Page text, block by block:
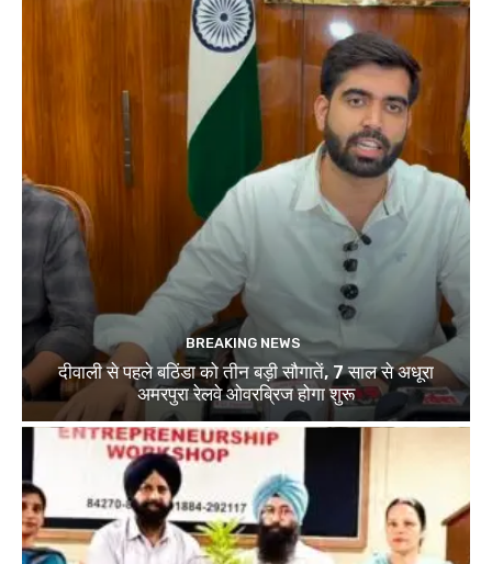
BREAKING NEWS
दीवाली से पहले बठिंडा को तीन बड़ी सौगातें, 7 साल से अधूरा
अमरपुरा रेलवे ओवरब्रिज होगा शुरू